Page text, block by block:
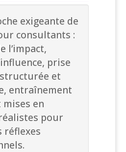
exigeante de
consultants :
l’impact,
prise
et
entraînement
en
pour
réflexes